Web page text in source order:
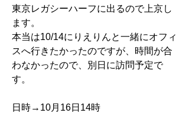
東京レガシーハーフに出るので上京し
ます。
本当は10/14にりえりんと一緒にオフィ
スへ行きたかったのですが、時間が合
わなかったので、別日に訪問予定で
す。
日時→10月16日14時